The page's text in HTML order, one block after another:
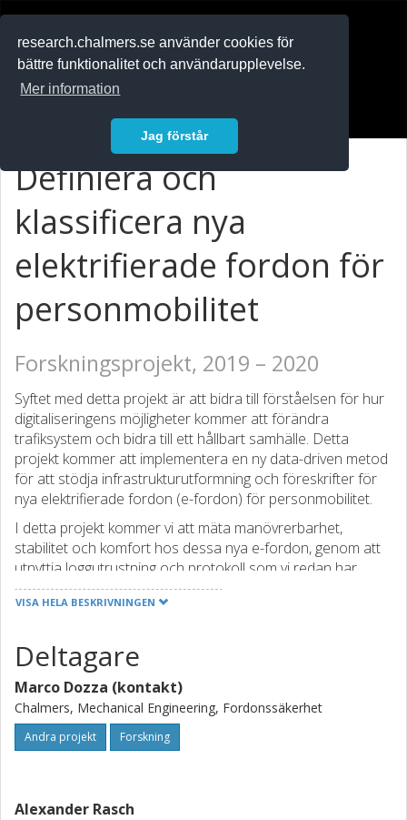
research.chalmers.se använder cookies för
bättre funktionalitet och användarupplevelse.
Mer information
Jag förstår
Definiera och
klassificera nya
elektrifierade fordon för
personmobilitet
Forskningsprojekt, 2019 – 2020
Syftet med detta projekt är att bidra till förståelsen för hur
digitaliseringens möjligheter kommer att förändra
trafiksystem och bidra till ett hållbart samhälle. Detta
projekt kommer att implementera en ny data-driven metod
för att stödja infrastrukturutformning och föreskrifter för
nya elektrifierade fordon (e-fordon) för personmobilitet.
I detta projekt kommer vi att mäta manövrerbarhet,
stabilitet och komfort hos dessa nya e-fordon, genom att
utnyttja loggutrustning och protokoll som vi redan har
utvecklat, för att jämföra dessa fordons prestanda med
traditionella cyklar och e-cyklar.
1) till modellering för prognoser och kalkyler om hur nya e-
fordon påverkar infrastruktur och säkerhet, 2) guida
reglering av nya e-fordon, och 3) som ett styrmedel, för att
guida e-fordonsutvecklingen.
VISA HELA BESKRIVNINGEN
Deltagare
Marco Dozza (kontakt)
Chalmers, Mechanical Engineering, Fordonssäkerhet
Andra projekt Forskning
Alexander Rasch